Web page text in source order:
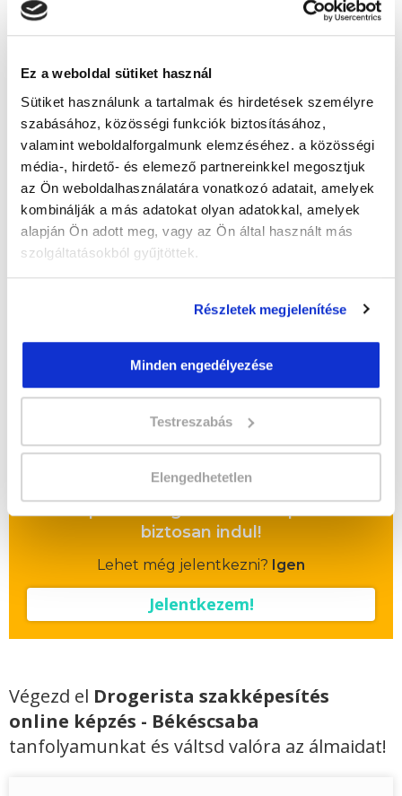
Ez a weboldal sütiket használ
Sütiket használunk a tartalmak és hirdetések személyre
szabásához, közösségi funkciók biztosításához,
valamint weboldalforgalmunk elemzéséhez. a közösségi
média-, hirdető- és elemező partnereinkkel megosztjuk
az Ön weboldalhasználatára vonatkozó adatait, amelyek
kombinálják a más adatokat olyan adatokkal, amelyek
alapján Ön adott meg, vagy az Ön által használt más
szolgáltatásokból gyűjtöttek.
Részletek megjelenítése
Minden engedélyezése
Testreszabás
Elengedhetetlen
Guzmics Gréta
guzmics.greta@tanfolyam.hu
" J " csoport
47 nap az indulásig!
Képzés ára:79 000 Ft
egyösszegű befizetés esetén + minden
hallgatónk részére ajándék Pénztárgép helyes
kezelése tanfolyam 49.990 Ft értékben!
60 000 Ft
Vizsgadíj várható összege
A csoport a meghirdetett időpontban
biztosan indul!
Lehet még jelentkezni? Igen
Jelentkezem!
Végezd el Drogerista szakképesítés
online képzés - Békéscsaba
tanfolyamunkat és váltsd valóra az álmaidat!